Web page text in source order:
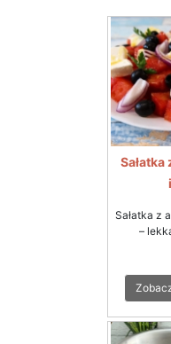
Sałatka
Sałatka z
–